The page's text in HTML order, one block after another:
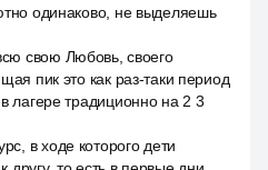
одинаково, не выделяешь
свою Любовь, своего
пик это как раз-таки период
лагере традиционно на 2 3
в ходе которого дети